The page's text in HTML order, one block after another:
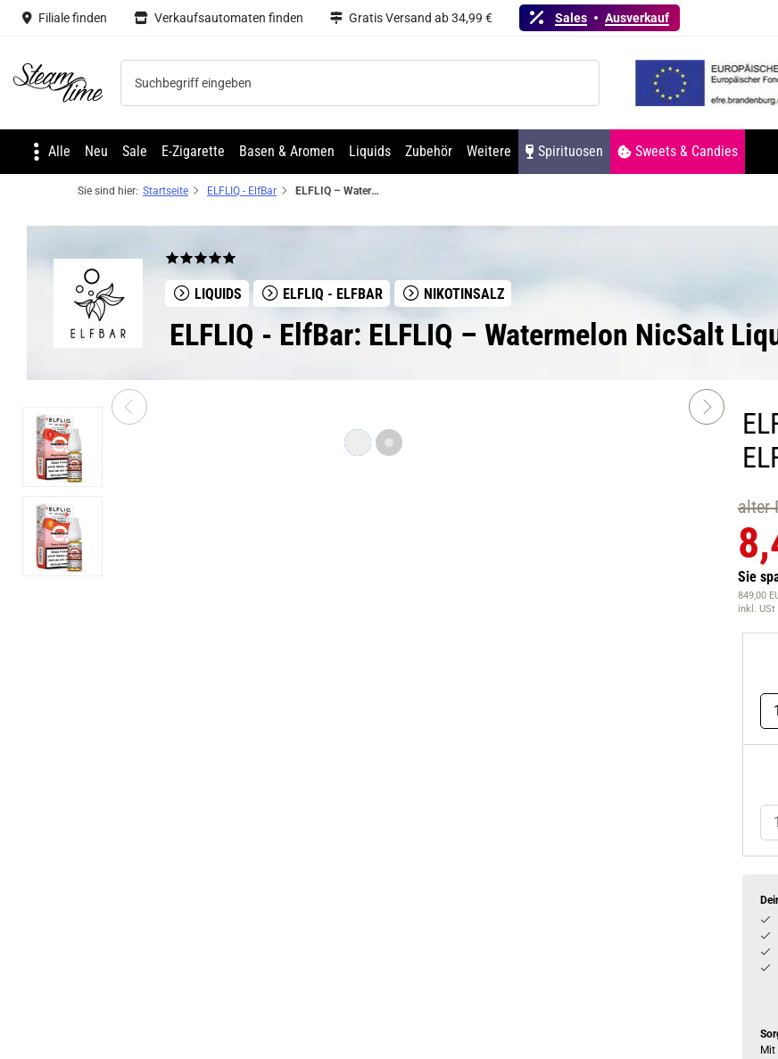
Filiale finden Verkaufsautomaten finden Gratis Versand ab 34,99 € Sales Ausverkauf
Steam time
Alle Neu Sale E-Zigarette Basen & Aromen Liquids Zubehör Weitere Spirituosen Sweets & Candies
Sie sind hier: Startseite ELFLIQ - ElfBar ELFLIQ – Watermelon NicSalt Liquid by ELFBAR
LIQUIDS ELFLIQ - ELFBAR NIKOTINSALZ
ELFLIQ - ElfBar: ELFLIQ – Watermelon NicSalt
alter
Sie
849,00
inkl. USt